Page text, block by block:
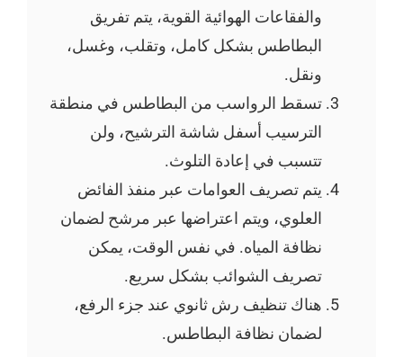
والفقاعات الهوائية القوية، يتم تفريق
البطاطس بشكل كامل، وتقلب، وغسل،
ونقل.
تسقط الرواسب من البطاطس في منطقة
الترسيب أسفل شاشة الترشيح، ولن
تتسبب في إعادة التلوث.
يتم تصريف العوامات عبر منفذ الفائض
العلوي، ويتم اعتراضها عبر مرشح لضمان
نظافة المياه. في نفس الوقت، يمكن
تصريف الشوائب بشكل سريع.
هناك تنظيف رش ثانوي عند جزء الرفع،
لضمان نظافة البطاطس.